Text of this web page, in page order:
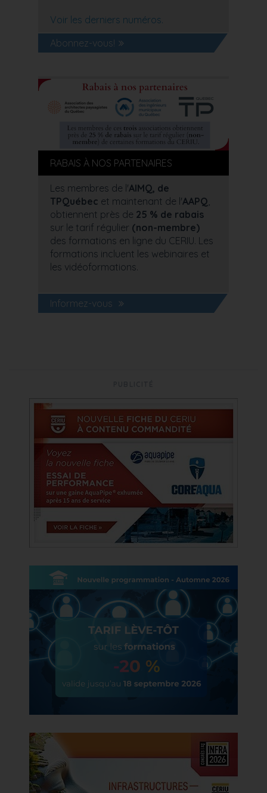
Voir les derniers numéros.
Abonnez-vous!
RABAIS À NOS PARTENAIRES
Les membres de l'AIMQ, de
TPQuébec et maintenant de l'AAPQ
obtiennent près de 25 % de rabais
sur le tarif régulier (non-membre)
des formations en ligne du CERIU. Les
formations incluent les webinaires et
les vidéoformations.
Informez-vous